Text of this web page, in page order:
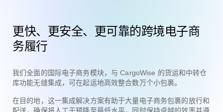
更快、更安全、更可靠的跨境电子商
务履行
我们全面的国际电子商务模块，与 CargoWise 的货运和中转仓
库功能无缝集成，可在起运地高效整合数万个小包裹。
在目的地，这一集成解决方案有助于大量电子商务包裹的放行和